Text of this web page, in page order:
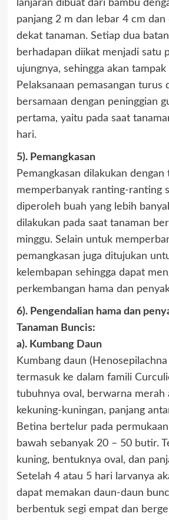
lanjaran dibuat dari bambu
panjang 2 m dan lebar 4 cm dan
dekat tanaman. Setiap dua
berhadapan diikat menjadi satu
ujungnya, sehingga akan
Pelaksanaan pemasangan turus
bersamaan dengan peninggian
pertama, yaitu pada saat
hari.
5). Pemangkasan
Pemangkasan dilakukan
memperbanyak ranting-ranting
diperoleh buah yang lebih
dilakukan pada saat tanaman
minggu. Selain untuk
pemangkasan juga ditujukan
kelembapan sehingga dapat
perkembangan hama dan
6). Pengendalian hama dan
Tanaman Buncis:
a). Kumbang Daun
Kumbang daun
termasuk ke dalam famili
tubuhnya oval, berwarna merah
kekuning-kuningan, panjang
Betina bertelur pada
bawah sebanyak 20 – 50 butir.
kuning, bentuknya oval, dan
Setelah 4 atau 5 hari larvanya
dapat memakan daun-daun
berbentuk segi empat dan